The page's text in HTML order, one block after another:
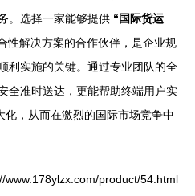
。选择一家能够提供 “国际货运
性解决方案的合作伙伴，是企业规
利实施的关键。通过专业团队的全
全准时送达，更能帮助终端用户实
化，从而在激烈的国际市场竞争中
www.178ylzx.com/product/54.html